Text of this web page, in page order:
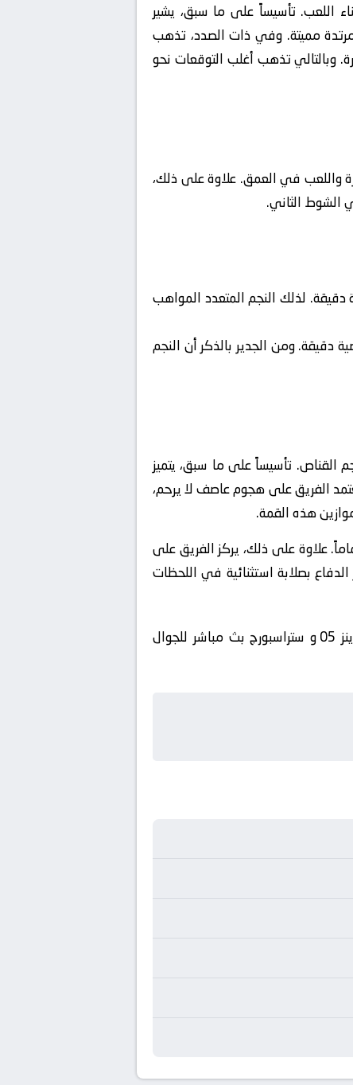
اللعب. تأسيساً على ما سبق، يشير
مميتة. وفي ذات الصدد، تذهب
وبالتالي تذهب أغلب التوقعات نحو
واللعب في العمق. علاوة على ذلك،
الشوط الثاني.
دقيقة. لذلك النجم المتعدد المواهب
دقيقة. ومن الجدير بالذكر أن النجم
القناص. تأسيساً على ما سبق، يتميز
الفريق على هجوم عاصف لا يرحم،
هذه القمة.
علاوة على ذلك، يركز الفريق على
بصلابة استثنائية في اللحظات
🔴 لا تفوت المتعة: بث مباشر ماينز 05 و ستراسبورج بجودة HD عبر سيرفرات سريعة. مشاهدة مباراة ماينز 05 و ستراسبورج بث مباشر للجوال